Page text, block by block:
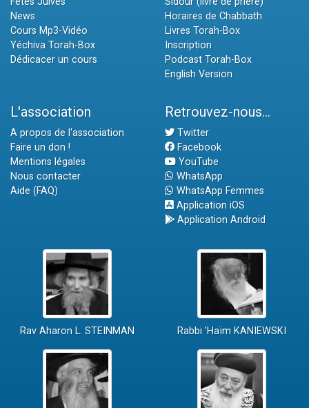
News
Cours Mp3-Vidéo
Yéchiva Torah-Box
Dédicacer un cours
Horaires de Chabbath
Livres Torah-Box
Inscription
Podcast Torah-Box
English Version
L'association
A propos de l'association
Faire un don !
Mentions légales
Nous contacter
Aide (FAQ)
Retrouvez-nous...
Twitter
Facebook
YouTube
WhatsApp
WhatsApp Femmes
Application iOS
Application Android
Rav Aharon L. STEINMAN Rabbi 'Haïm KANIEWSKI